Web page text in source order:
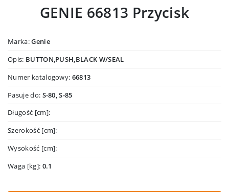
GENIE 66813 Przycisk
Marka:Genie
Opis: BUTTON,PUSH,BLACK W/SEAL
Numer katalogowy: 66813
Pasuje do: S-80, S-85
Długość [cm]:
Szerokość [cm]:
Wysokość [cm]:
Waga [kg]: 0.1